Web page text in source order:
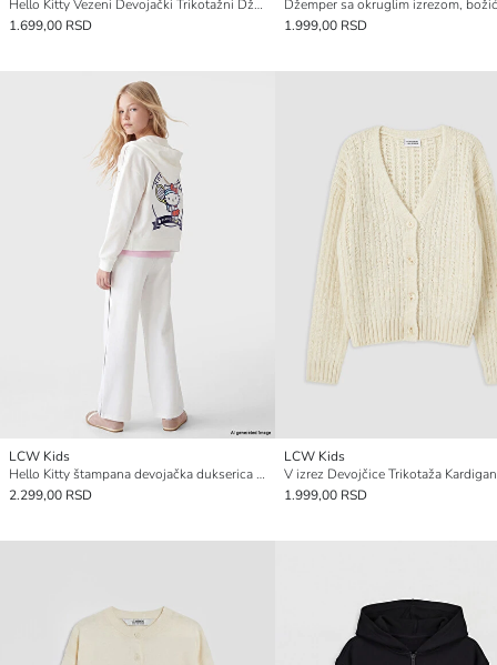
Hello Kitty Vezeni Devojački Trikotažni Džemper Prsluk sa V Izrezom
1.699,00 RSD
1.999,00 RSD
LCW Kids
Hello Kitty štampana devojačka dukserica sa rajsferšlusom
2.299,00 RSD
LCW Kids
V izrez Devojčice Trikotaža Kardigan
1.999,00 RSD